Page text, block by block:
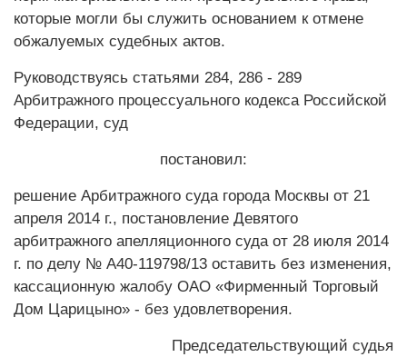
которые могли бы служить основанием к отмене
обжалуемых судебных актов.
Руководствуясь статьями 284, 286 - 289
Арбитражного процессуального кодекса Российской
Федерации, суд
постановил:
решение Арбитражного суда города Москвы от 21
апреля 2014 г., постановление Девятого
арбитражного апелляционного суда от 28 июля 2014
г. по делу № А40-119798/13 оставить без изменения,
кассационную жалобу ОАО «Фирменный Торговый
Дом Царицыно» - без удовлетворения.
Председательствующий судья